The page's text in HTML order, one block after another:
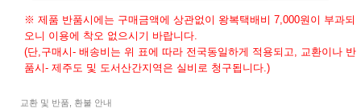
※ 제품 반품시에는 구매금액에 상관없이 왕복택배비 7,000원이 부과되
오니 이용에 착오 없으시기 바랍니다.
(단,구매시- 배송비는 위 표에 따라 전국동일하게 적용되고, 교환이나 반
품시- 제주도 및 도서산간지역은 실비로 청구됩니다.)
교환 및 반품, 환불 안내